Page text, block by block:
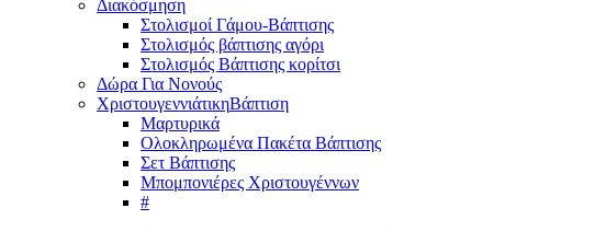
Διακόσμηση
Στολισμοί Γάμου-Βάπτισης
Στολισμός βάπτισης αγόρι
Στολισμός Βάπτισης κορίτσι
Δώρα Για Νονούς
ΧριστουγεννιάτικηΒάπτιση
Μαρτυρικά
Ολοκληρωμένα Πακέτα Βάπτισης
Σετ Βάπτισης
Μπομπονιέρες Χριστουγέννων
#